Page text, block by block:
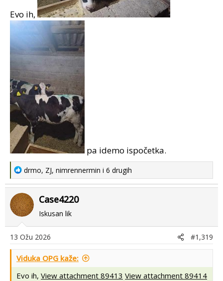
Evo ih,
pa idemo ispočetka.
R
e
a
c
t
i
o
n
s
:
drmo, ZJ, nimrennermin i 6 drugih
Case4220
Iskusan lik
13 Ožu 2026 #1,319
Viduka OPG kaže:
Evo ih, View attachment 89413 View attachment 89414